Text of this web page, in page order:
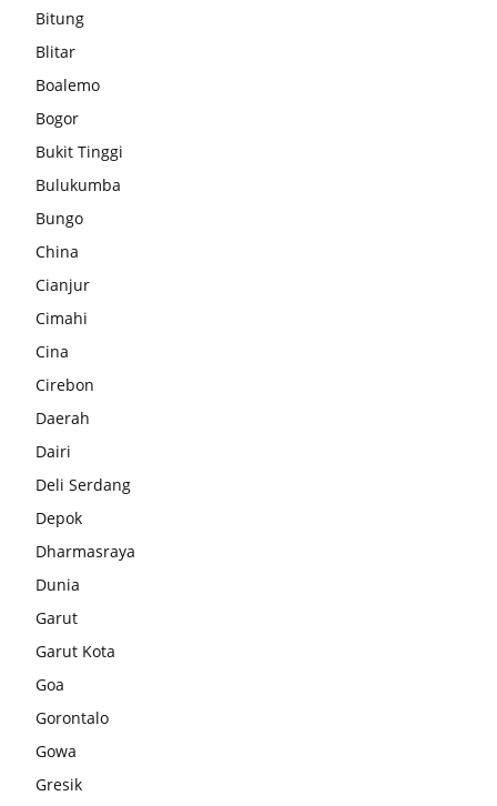
Bitung
Blitar
Boalemo
Bogor
Bukit Tinggi
Bulukumba
Bungo
China
Cianjur
Cimahi
Cina
Cirebon
Daerah
Dairi
Deli Serdang
Depok
Dharmasraya
Dunia
Garut
Garut Kota
Goa
Gorontalo
Gowa
Gresik